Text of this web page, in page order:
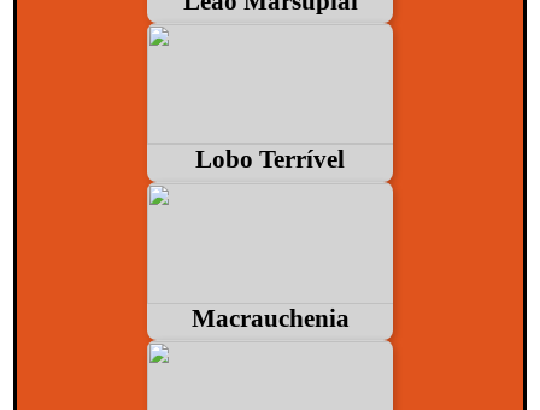
Lobo Terrível
Macrauchenia